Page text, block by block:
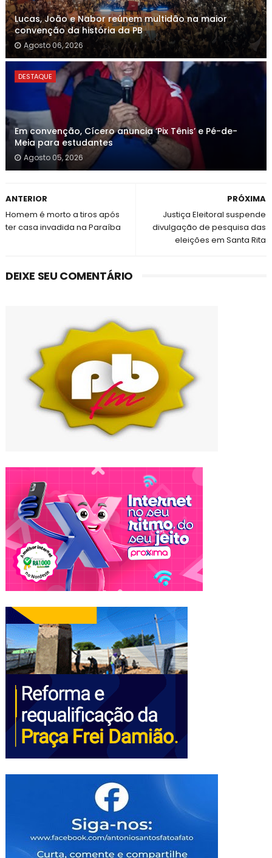
Lucas, João e Nabor reúnem multidão na maior
convenção da história da PB
Agosto 06, 2026
DESTAQUE
Em convenção, Cícero anuncia ‘Pix Tênis’ e Pé-de-
Meia para estudantes
Agosto 05, 2026
PRÓXIMA
Justiça Eleitoral suspende
divulgação de pesquisa das
eleições em Santa Rita
ANTERIOR
Homem é morto a tiros após
ter casa invadida na Paraíba
DEIXE SEU COMENTÁRIO